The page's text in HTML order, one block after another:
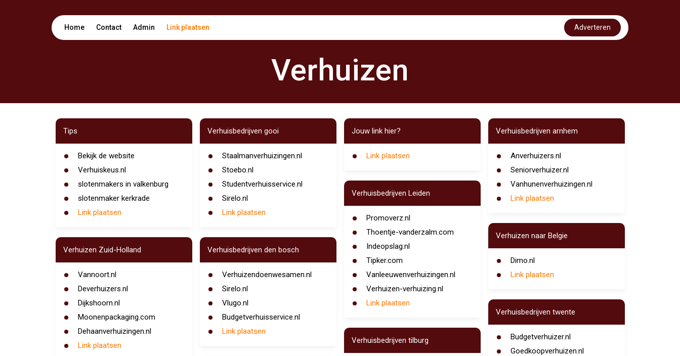
Home Contact Admin Link plaatsen Adverteren
Verhuizen
Tips
Bekijk de website
Verhuiskeus.nl
slotenmakers in valkenburg
slotenmaker kerkrade
Link plaatsen
Verhuizen Zuid-Holland
Vannoort.nl
Deverhuizers.nl
Dijkshoorn.nl
Moonenpackaging.com
Dehaanverhuizingen.nl
Link plaatsen
Verhuisbedrijven gooi
Staalmanverhuizingen.nl
Stoebo.nl
Studentverhuisservice.nl
Sirelo.nl
Link plaatsen
Verhuisbedrijven den bosch
Verhuizendoenwesamen.nl
Sirelo.nl
Vlugo.nl
Budgetverhuisservice.nl
Link plaatsen
Jouw link hier?
Link plaatsen
Verhuisbedrijven Leiden
Promoverz.nl
Thoentje-vanderzalm.com
Indeopslag.nl
Tipker.com
Vanleeuwenverhuizingen.nl
Verhuizen-verhuizing.nl
Link plaatsen
Verhuisbedrijven tilburg
Verhuisbedrijven arnhem
Anverhuizers.nl
Seniorverhuizer.nl
Vanhunenverhuizingen.nl
Link plaatsen
Verhuizen naar Belgie
Dimo.nl
Link plaatsen
Verhuisbedrijven twente
Budgetverhuizer.nl
Goedkoopverhuizen.nl